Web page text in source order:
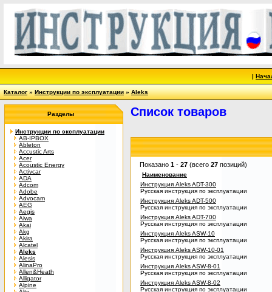
|
Каталог»Инструкции по эксплуатации»Aleks
Разделы
Инструкции по эксплуатации
AB-IPBOX
Ableton
Accustic Arts
Acer
Acoustic Energy
Activcar
ADA
Adcom
Adobe
Advocam
AEG
Aegis
Aiwa
Akai
Akg
Akira
Alcatel
Aleks
Alesis
AlinaPro
Allen&Heath
Alligator
Alpine
Список товаров
Показано 1 - 27 (всего 27 позиций)
Наименование
Инструкция Aleks ADT-300
Русская инструкция по эксплуатации
Инструкция Aleks ADT-500
Русская инструкция по эксплуатации
Инструкция Aleks ADT-700
Русская инструкция по эксплуатации
Инструкция Aleks ASW-10
Русская инструкция по эксплуатации
Инструкция Aleks ASW-10-01
Русская инструкция по эксплуатации
Инструкция Aleks ASW-8-01
Русская инструкция по эксплуатации
Инструкция Aleks ASW-8-02
Русская инструкция по эксплуатации